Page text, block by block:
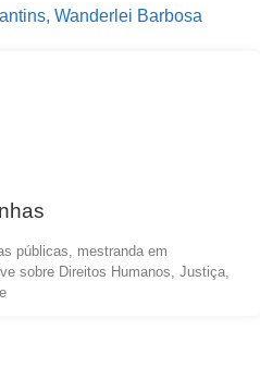
, Wanderlei Barbosa
públicas, mestranda em
sobre Direitos Humanos, Justiça,